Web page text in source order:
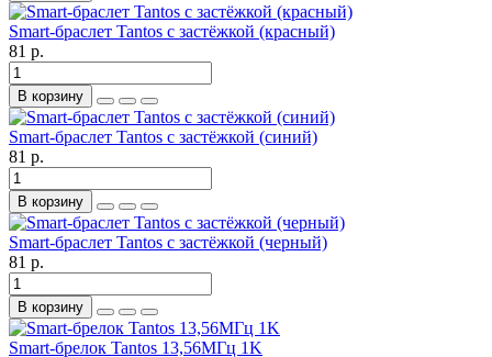
Smart-браслет Tantos с застёжкой (красный)
81 р.
В корзину
Smart-браслет Tantos с застёжкой (синий)
81 р.
В корзину
Smart-браслет Tantos с застёжкой (черный)
81 р.
В корзину
Smart-брелок Tantos 13,56МГц 1K